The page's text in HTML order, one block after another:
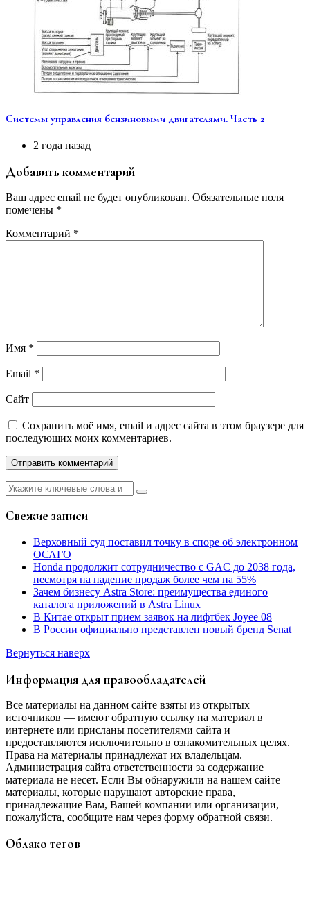
Системы управления бензиновыми двигателями. Часть 2
2 года назад
Добавить комментарий
Ваш адрес email не будет опубликован. Обязательные поля
помечены *
Комментарий *
Имя *
Email *
Сайт
Сохранить моё имя, email и адрес сайта в этом браузере для
последующих моих комментариев.
Найти:
Свежие записи
Верховный суд поставил точку в споре об электронном
ОСАГО
Honda продолжит сотрудничество с GAC до 2038 года,
несмотря на падение продаж более чем на 55%
Зачем бизнесу Astra Store: преимущества единого
каталога приложений в Astra Linux
В Китае открыт прием заявок на лифтбек Joyee 08
В России официально представлен новый бренд Senat
Вернуться наверх
Информация для правообладателей
Все материалы на данном сайте взяты из открытых
источников — имеют обратную ссылку на материал в
интернете или присланы посетителями сайта и
предоставляются исключительно в ознакомительных целях.
Права на материалы принадлежат их владельцам.
Администрация сайта ответственности за содержание
материала не несет. Если Вы обнаружили на нашем сайте
материалы, которые нарушают авторские права,
принадлежащие Вам, Вашей компании или организации,
пожалуйста, сообщите нам через форму обратной связи.
Облако тегов